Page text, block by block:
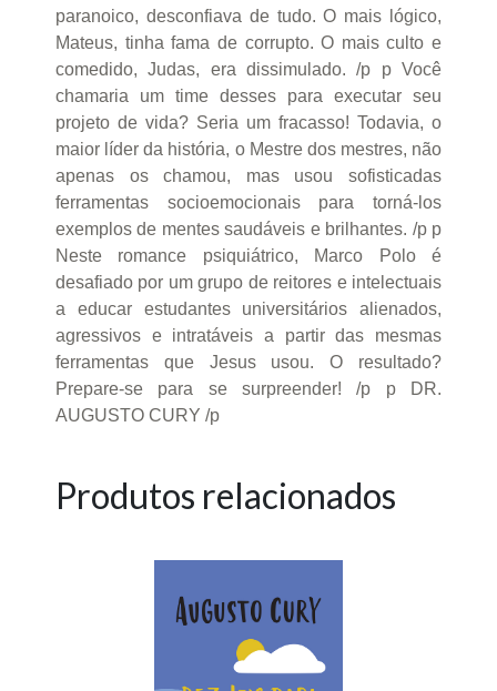
paranoico, desconfiava de tudo. O mais lógico,
Mateus, tinha fama de corrupto. O mais culto e
comedido, Judas, era dissimulado. /p p Você
chamaria um time desses para executar seu
projeto de vida? Seria um fracasso! Todavia, o
maior líder da história, o Mestre dos mestres, não
apenas os chamou, mas usou sofisticadas
ferramentas socioemocionais para torná-los
exemplos de mentes saudáveis e brilhantes. /p p
Neste romance psiquiátrico, Marco Polo é
desafiado por um grupo de reitores e intelectuais
a educar estudantes universitários alienados,
agressivos e intratáveis a partir das mesmas
ferramentas que Jesus usou. O resultado?
Prepare-se para se surpreender! /p p DR.
AUGUSTO CURY /p
Produtos relacionados